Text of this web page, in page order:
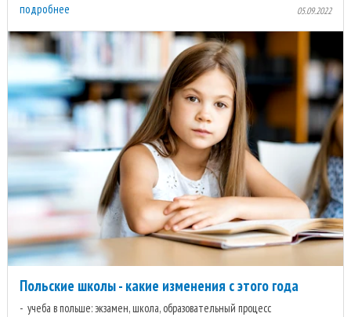
подробнее 05.09.2022
Польские школы - какие изменения с этого года
учеба в польше: экзамен, школа, образовательный процесс